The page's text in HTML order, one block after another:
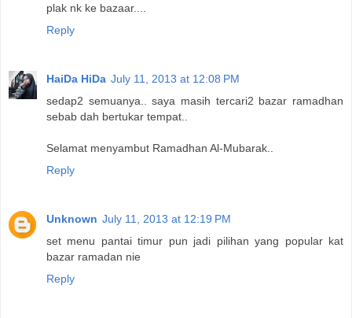
plak nk ke bazaar....
Reply
HaiDa HiDa July 11, 2013 at 12:08 PM
sedap2 semuanya.. saya masih tercari2 bazar ramadhan
sebab dah bertukar tempat..
Selamat menyambut Ramadhan Al-Mubarak..
Reply
Unknown July 11, 2013 at 12:19 PM
set menu pantai timur pun jadi pilihan yang popular kat
bazar ramadan nie
Reply